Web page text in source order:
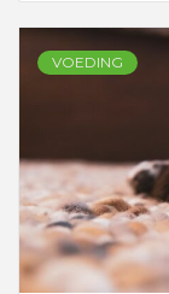
VOEDING